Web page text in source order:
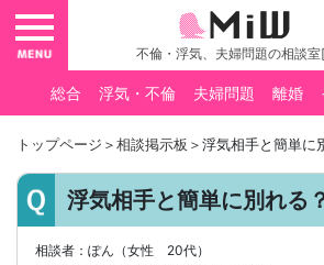
toggle navigation
不倫・浮気、夫婦問題の相談
総合 浮気・不倫 夫婦問題 離婚
トップページ ＞相談掲示板 ＞浮気相手と簡単に
浮気相手と簡単に別れる
相談者：ぽん（女性 20代）